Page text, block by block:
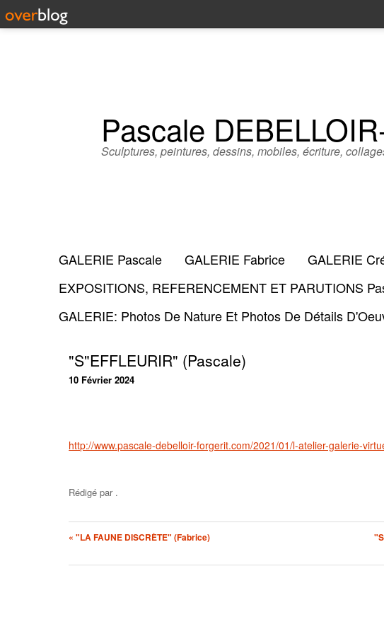
Pascale
Sculptures, peintures, dessins, mobiles, écriture,
GALERIE Pascale GALERIE Fabrice GALERIE
EXPOSITIONS, REFERENCEMENT ET PARUTIONS
GALERIE: Photos De Nature Et Photos De Détails
"S"EFFLEURIR" (Pascale)
10 Février 2024
http://www.pascale-debelloir-forgerit.com/2021/01/l-atelier-galerie-
Rédigé par .
« "LA FAUNE DISCRÈTE" (Fabrice)